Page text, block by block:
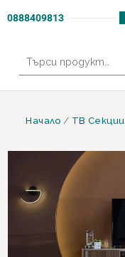
0888409813
за:
Начало / ТВ Секции